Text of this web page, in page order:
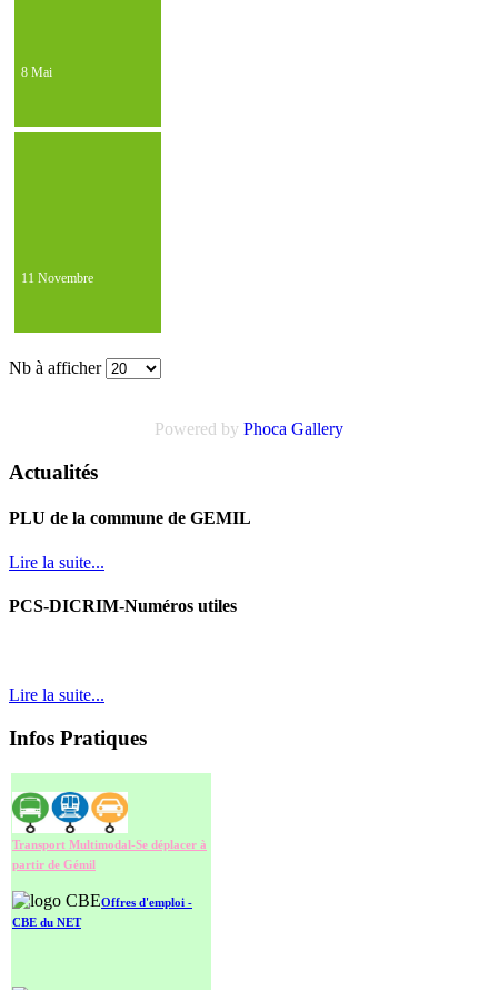
8 Mai
11 Novembre
Nb à afficher
Powered by Phoca Gallery
Actualités
PLU de la commune de GEMIL
Lire la suite...
PCS-DICRIM-Numéros utiles
Lire la suite...
Infos Pratiques
Transport Multimodal-Se déplacer à
partir de Gémil
Offres d'emploi -
CBE du NET